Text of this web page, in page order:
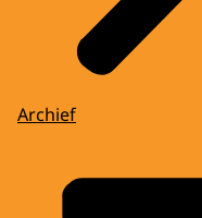
Archief